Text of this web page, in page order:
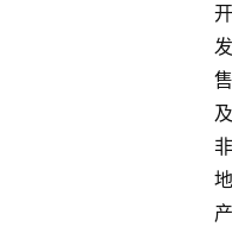
开
发
售
及
非
地
产